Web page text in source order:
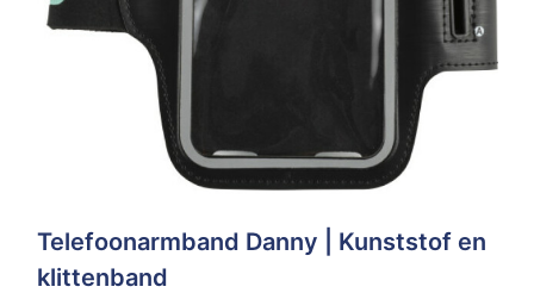
Telefoonarmband Danny | Kunststof en
klittenband